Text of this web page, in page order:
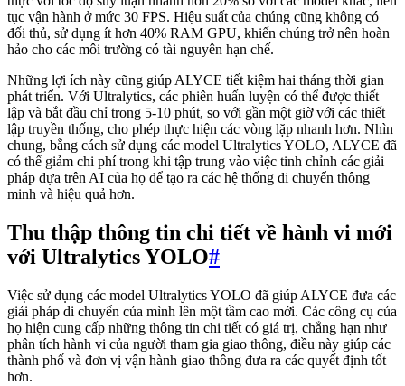
tục vận hành ở mức 30 FPS. Hiệu suất của chúng cũng không có
đối thủ, sử dụng ít hơn 40% RAM GPU, khiến chúng trở nên hoàn
hảo cho các môi trường có tài nguyên hạn chế.
Những lợi ích này cũng giúp ALYCE tiết kiệm hai tháng thời gian
phát triển. Với Ultralytics, các phiên huấn luyện có thể được thiết
lập và bắt đầu chỉ trong 5-10 phút, so với gần một giờ với các thiết
lập truyền thống, cho phép thực hiện các vòng lặp nhanh hơn. Nhìn
chung, bằng cách sử dụng các model Ultralytics YOLO, ALYCE đã
có thể giảm chi phí trong khi tập trung vào việc tinh chỉnh các giải
pháp dựa trên AI của họ để tạo ra các hệ thống di chuyển thông
minh và hiệu quả hơn.
Thu thập thông tin chi tiết về hành vi mới
với Ultralytics YOLO#
Việc sử dụng các model Ultralytics YOLO đã giúp ALYCE đưa các
giải pháp di chuyển của mình lên một tầm cao mới. Các công cụ của
họ hiện cung cấp những thông tin chi tiết có giá trị, chẳng hạn như
phân tích hành vi của người tham gia giao thông, điều này giúp các
thành phố và đơn vị vận hành giao thông đưa ra các quyết định tốt
hơn.